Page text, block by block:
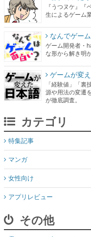
ゲーム開発者・
な形から解き明
ゲームが変
「経験値」「裏
源や用法の変遷
カテゴリ
マンガ
女性向け
アプリレビュー
その他
電ファミニコゲーマーとは？
媒体資料はこちら